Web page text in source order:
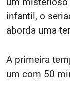
infantil, o
aborda uma
A primeira
um com 50